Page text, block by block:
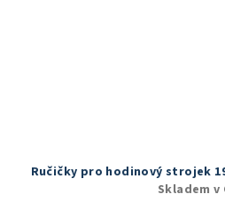
Ručičky pro hodinový strojek
Skladem v